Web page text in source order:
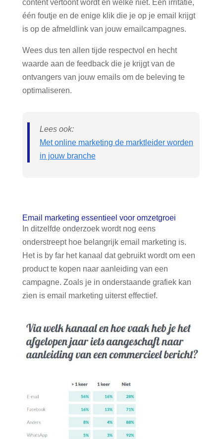
content vertoont wordt en welke niet. Eén irritatie,
één foutje en de enige klik die je op je email krijgt
is op de afmeldlink van jouw emailcampagnes.
Wees dus ten allen tijde respectvol en hecht
waarde aan de feedback die je krijgt van de
ontvangers van jouw emails om de beleving te
optimaliseren.
Lees ook:
Met online marketing de marktleider worden
in jouw branche
Email marketing essentieel voor omzetgroei
In ditzelfde onderzoek wordt nog eens
onderstreept hoe belangrijk email marketing is.
Het is by far het kanaal dat gebruikt wordt om een
product te kopen naar aanleiding van een
campagne. Zoals je in onderstaande grafiek kan
zien is email marketing uiterst effectief.